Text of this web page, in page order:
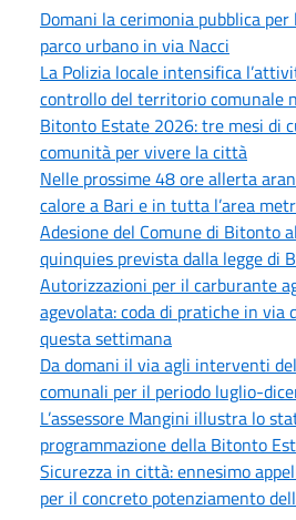
Domani la cerimonia pubblica per
parco urbano in via Nacci
La Polizia locale intensifica
controllo del territorio comunale
Bitonto Estate 2026: tre mesi di
comunità per vivere la città
Nelle prossime 48 ore allerta
calore a Bari e in tutta l’area
Adesione del Comune di Bitonto
quinquies prevista dalla legge di
Autorizzazioni per il carburante
agevolata: coda di pratiche in
questa settimana
Da domani il via agli interventi
comunali per il periodo luglio-
L’assessore Mangini illustra lo
programmazione della Bitonto
Sicurezza in città: ennesimo
per il concreto potenziamento